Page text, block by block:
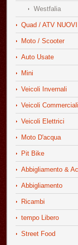
Westfalia
Quad / ATV NUOVI
Moto / Scooter
Auto Usate
Mini
Veicoli Invernali
Veicoli Commerciali
Veicoli Elettrici
Moto D'acqua
Pit Bike
Abbigliamento &
Abbigliamento
Ricambi
tempo Libero
Street Food